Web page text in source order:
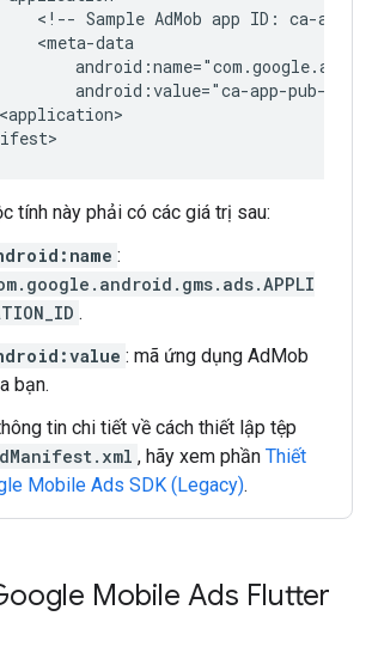
<!-- Sample AdMob app ID: ca-app-
<application>
tính này phải có các giá trị sau:
:
.
: mã ứng dụng AdMob
bạn.
tin chi tiết về cách thiết lập tệp
, hãy xem phần Thiết
Mobile Ads SDK (Legacy).
Mobile Ads Flutter